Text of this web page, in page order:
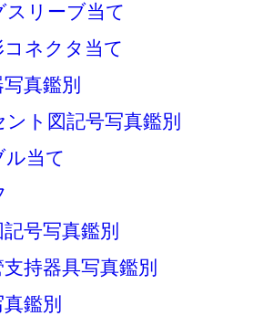
スリーブ当て
ネクタ当て
真鑑別
ト図記号写真鑑別
ル当て
号写真鑑別
持器具写真鑑別
鑑別